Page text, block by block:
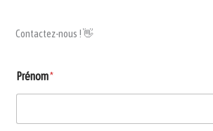
Contactez-nous ! 👋
Prénom*